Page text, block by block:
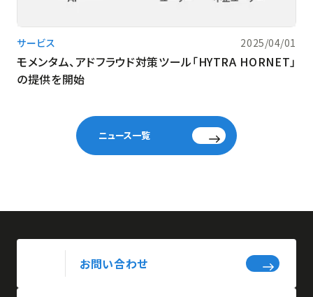
サービス 2025/04/01
モメンタム、アドフラウド対策ツール「HYTRA HORNET」
の提供を開始
ニュース一覧
お問い合わせ